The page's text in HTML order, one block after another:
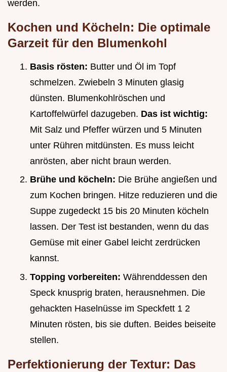
werden.
Kochen und Köcheln: Die optimale
Garzeit für den Blumenkohl
Basis rösten: Butter und Öl im Topf
schmelzen. Zwiebeln 3 Minuten glasig
dünsten. Blumenkohlröschen und
Kartoffelwürfel dazugeben. Das ist wichtig:
Mit Salz und Pfeffer würzen und 5 Minuten
unter Rühren mitdünsten. Es muss leicht
anrösten, aber nicht braun werden.
Brühe und köcheln: Die Brühe angießen und
zum Kochen bringen. Hitze reduzieren und die
Suppe zugedeckt 15 bis 20 Minuten köcheln
lassen. Der Test ist bestanden, wenn du das
Gemüse mit einer Gabel leicht zerdrücken
kannst.
Topping vorbereiten: Währenddessen den
Speck knusprig braten, herausnehmen. Die
gehackten Haselnüsse im Speckfett 1 2
Minuten rösten, bis sie duften. Beides beiseite
stellen.
Perfektionierung der Textur: Das